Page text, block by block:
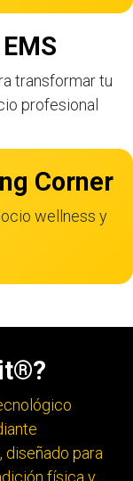
transformar tu
profesional
Corner
wellness y
para
física y